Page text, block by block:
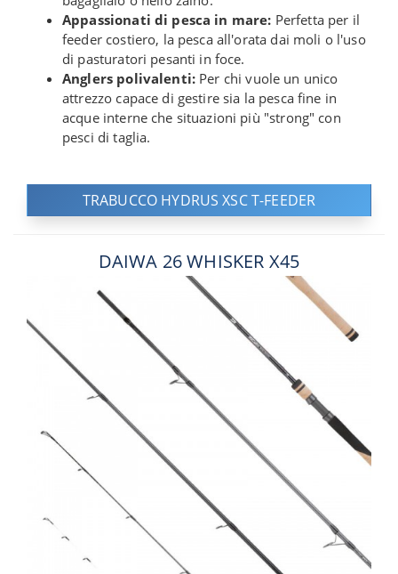
Appassionati di pesca in mare: Perfetta per il
feeder costiero, la pesca all'orata dai moli o l'uso
di pasturatori pesanti in foce.
Anglers polivalenti: Per chi vuole un unico
attrezzo capace di gestire sia la pesca fine in
acque interne che situazioni più "strong" con
pesci di taglia.
TRABUCCO HYDRUS XSC T-FEEDER
DAIWA 26 WHISKER X45